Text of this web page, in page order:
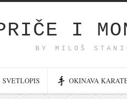
I
BY MILOŠ
SVETLOPIS OKINAVA